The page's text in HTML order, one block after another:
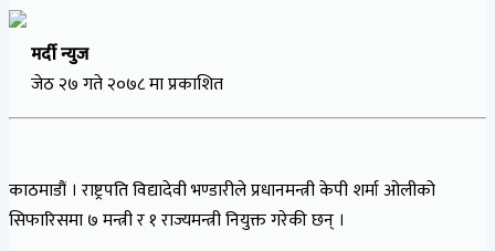
मर्दी न्युज
जेठ २७ गते २०७८ मा प्रकाशित
काठमाडौं । राष्ट्रपति विद्यादेवी भण्डारीले प्रधानमन्त्री केपी शर्मा ओलीको
सिफारिसमा ७ मन्त्री र १ राज्यमन्त्री नियुक्त गरेकी छन् ।